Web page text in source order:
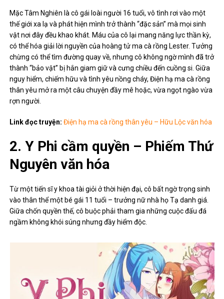
Mặc Tâm Nghiên là cô gái loài người 16 tuổi, vô tình rơi vào một
thế giới xa lạ và phát hiện mình trở thành “đặc sản” mà mọi sinh
vật nơi đây đều khao khát. Máu của cô lại mang năng lực thần kỳ,
có thể hóa giải lời nguyền của hoàng tử ma cà rồng Lester. Tưởng
chừng có thể tìm đường quay về, nhưng cô không ngờ mình đã trở
thành “bảo vật” bị hắn giam giữ và cưng chiều đến cuồng si. Giữa
nguy hiểm, chiếm hữu và tình yêu nồng cháy, Điện hạ ma cà rồng
thân yêu mở ra một câu chuyện đầy mê hoặc, vừa ngọt ngào vừa
rợn người.
Link đọc truyện: Điện hạ ma cà rồng thân yêu – Hữu Lộc văn hóa
2. Y Phi cầm quyền – Phiếm Thứ
Nguyên văn hóa
Từ một tiến sĩ y khoa tài giỏi ở thời hiện đại, cô bất ngờ trọng sinh
vào thân thể một bé gái 11 tuổi – trưởng nữ nhà họ Tạ danh giá.
Giữa chốn quyền thế, cô buộc phải tham gia những cuộc đấu đá
ngầm không khói súng nhưng đầy hiểm độc.